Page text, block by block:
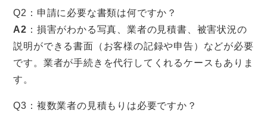
Q2：申請に必要な書類は何ですか？
A2 ：損害がわかる写真、業者の見積書、被害状況の
説明ができる書面（お客様の記録や申告）などが必要
です。業者が手続きを代行してくれるケースもありま
す。
Q3：複数業者の見積もりは必要ですか？